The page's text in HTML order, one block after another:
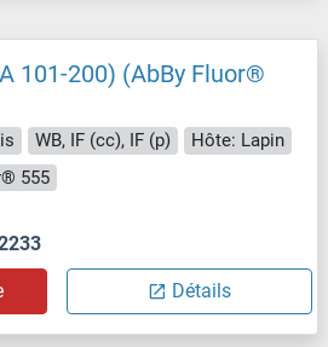
101-200) (AbBy Fluor®
WB, IF (cc), IF (p)
Hôte: Lapin
555
Détails